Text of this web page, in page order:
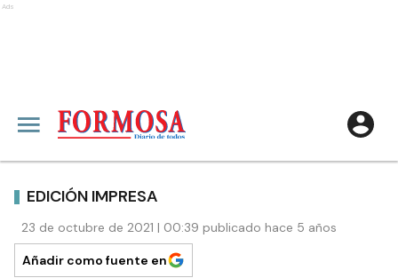
Ads
EDICIÓN IMPRESA
23 de octubre de 2021 | 00:39 publicado hace 5 años
Añadir como fuente en